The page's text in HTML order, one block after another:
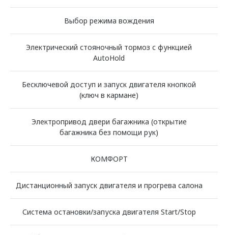
Выбор режима вождения
Электрический стояночный тормоз с функцией
AutoHold
Бесключевой доступ и запуск двигателя кнопкой
(ключ в кармане)
Электропривод двери багажника (открытие
багажника без помощи рук)
КОМФОРТ
Дистанционный запуск двигателя и прогрева салона
Система остановки/запуска двигателя Start/Stop